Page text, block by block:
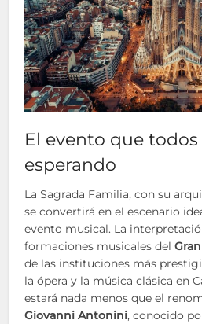
El evento que todos
esperando
La Sagrada Familia, con su
se convertirá en el escenario
evento musical. La
formaciones musicales del
de las instituciones más
la ópera y la música clásica en
estará nada menos que el
Giovanni Antonini, conocido